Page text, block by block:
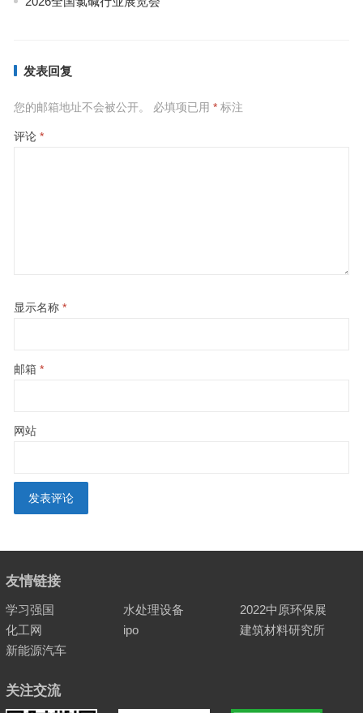
发表回复
您的邮箱地址不会被公开。 必填项已用 *标注
评论 *
显示名称 *
邮箱 *
网站
友情链接
学习强国 水处理设备
2022中原环保展
化工网
ipo
建筑材料研究所
新能源汽车
关注交流